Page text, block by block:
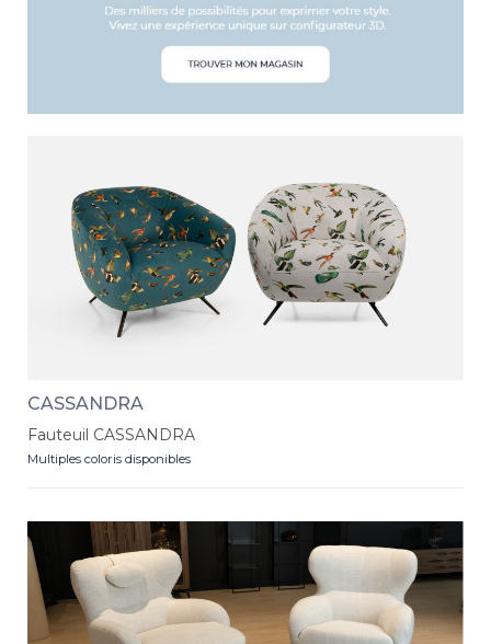
CASSANDRA
Fauteuil CASSANDRA
Multiples coloris disponibles